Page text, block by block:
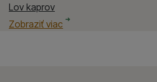
Lov kaprov
Lov kaprov Fladen
Varenie na rybách
Varenie na rybách Fladen
Kemping a rybárske člny
Kemping a rybárske člny Fladen
Spôsob lovu rýb
Spôsob lovu rýb Fladen
Zobraziť viac